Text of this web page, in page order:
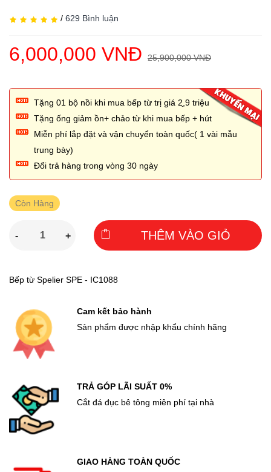
/ 629 Bình luận
6,000,000 VNĐ 25,900,000 VNĐ
Tặng 01 bộ nồi khi mua bếp từ trị giá 2,̣9 triệu
Tặng ống giảm ồn+ chảo từ khi mua bếp + hút
Miễn phí lắp đặt và vận chuyển toàn quốc( 1 vài mẫu
trung bày)
Đổi trả hàng trong vòng 30 ngày
Còn Hàng
- + THÊM VÀO GIỎ
Bếp từ Spelier SPE - IC1088
Cam kết bảo hành
Sản phẩm được nhập khẩu chính hãng
TRẢ GÓP LÃI SUẤT 0%
Cắt đá đục bê tông miên phí tại nhà
GIAO HÀNG TOÀN QUỐC